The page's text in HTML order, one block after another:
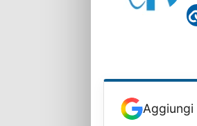
Aggiungi